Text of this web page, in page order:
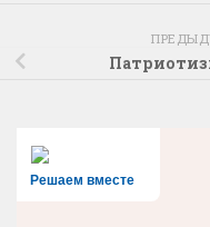
Решаем вместе